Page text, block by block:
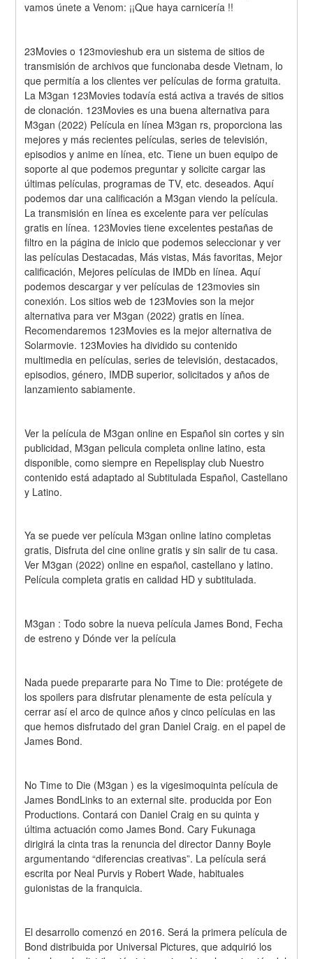
vamos únete a Venom: ¡¡Que haya carnicería !!
23Movies o 123movieshub era un sistema de sitios de
transmisión de archivos que funcionaba desde Vietnam, lo
que permitía a los clientes ver películas de forma gratuita.
La M3gan 123Movies todavía está activa a través de sitios
de clonación. 123Movies es una buena alternativa para
M3gan (2022) Película en línea M3gan rs, proporciona las
mejores y más recientes películas, series de televisión,
episodios y anime en línea, etc. Tiene un buen equipo de
soporte al que podemos preguntar y solicite cargar las
últimas películas, programas de TV, etc. deseados. Aquí
podemos dar una calificación a M3gan viendo la película.
La transmisión en línea es excelente para ver películas
gratis en línea. 123Movies tiene excelentes pestañas de
filtro en la página de inicio que podemos seleccionar y ver
las películas Destacadas, Más vistas, Más favoritas, Mejor
calificación, Mejores películas de IMDb en línea. Aquí
podemos descargar y ver películas de 123movies sin
conexión. Los sitios web de 123Movies son la mejor
alternativa para ver M3gan (2022) gratis en línea.
Recomendaremos 123Movies es la mejor alternativa de
Solarmovie. 123Movies ha dividido su contenido
multimedia en películas, series de televisión, destacados,
episodios, género, IMDB superior, solicitados y años de
lanzamiento sabiamente.
Ver la película de M3gan online en Español sin cortes y sin
publicidad, M3gan pelicula completa online latino, esta
disponible, como siempre en Repelisplay club Nuestro
contenido está adaptado al Subtitulada Español, Castellano
y Latino.
Ya se puede ver película M3gan online latino completas
gratis, Disfruta del cine online gratis y sin salir de tu casa.
Ver M3gan (2022) online en español, castellano y latino.
Película completa gratis en calidad HD y subtitulada.
M3gan : Todo sobre la nueva película James Bond, Fecha
de estreno y Dónde ver la película
Nada puede prepararte para No Time to Die: protégete de
los spoilers para disfrutar plenamente de esta película y
cerrar así el arco de quince años y cinco películas en las
que hemos disfrutado del gran Daniel Craig. en el papel de
James Bond.
No Time to Die (M3gan ) es la vigesimoquinta película de
James BondLinks to an external site. producida por Eon
Productions. Contará con Daniel Craig en su quinta y
última actuación como James Bond. Cary Fukunaga
dirigirá la cinta tras la renuncia del director Danny Boyle
argumentando “diferencias creativas”. La película será
escrita por Neal Purvis y Robert Wade, habituales
guionistas de la franquicia.
El desarrollo comenzó en 2016. Será la primera película de
Bond distribuida por Universal Pictures, que adquirió los